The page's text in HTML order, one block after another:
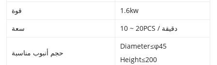
قوة
1.6kw
سعة
10 ~ 20PCS / دقيقة
حجم أنبوب مناسبة
Diameter≤φ45
Height≤200